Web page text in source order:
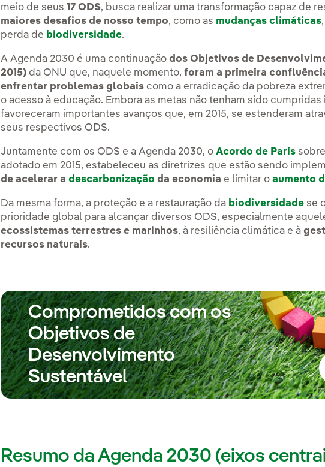
meio de seus 17 ODS, busca realizar uma transformação capaz de
maiores desafios de nosso tempo, como as mudanças climáticas
perda de biodiversidade.
A Agenda 2030 é uma continuação dos Objetivos de
2015) da ONU que, naquele momento,foram a primeira
enfrentar problemas globais como a erradicação da pobreza
o acesso à educação. Embora as metas não tenham sido
favoreceram importantes avanços que, em 2015, se estenderam
seus respectivos ODS.
Juntamente com os ODS e a Agenda 2030, oAcordo de Paris
adotado em 2015, estabeleceu as diretrizes que estão sendo
de acelerar adescarbonização da economia e limitar oaumento
Da mesma forma, a proteção e a restauração da biodiversidade se
prioridade global para alcançar diversos ODS, especialmente
ecossistemas terrestres e marinhos, à resiliência climática e à
recursos naturais.
Comprometidos com os
Objetivos de
Desenvolvimento
Sustentável
Resumo da Agenda 2030 (eixos